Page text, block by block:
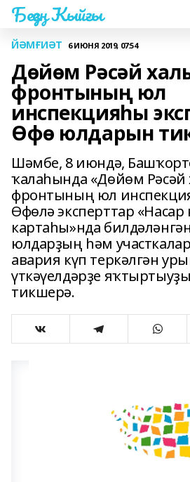
Беҙҙең Ҡыйғы
ЙӘМҒИӘТ 6 ИЮНЯ 2019, 07:54
Дөйөм Рәсәй
фронтының юл
инспекцияһы
Өфө юлдарын
Шәмбе, 8 июндә,
ҡалаһында «Дөйөм
фронтының юл
Өфөлә эксперттар
картаһы»нда
юлдарҙың һәм
авария күп теркәлгән
үткәүелдәрҙе
тикшерә.